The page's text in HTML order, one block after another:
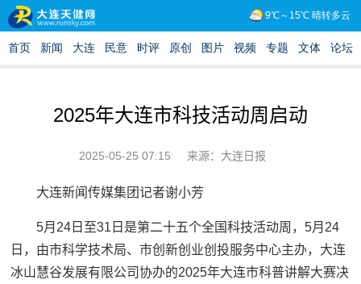
2025年大连市科技活动周启动
2025-05-25 07:15 来源：大连日报
大连新闻传媒集团记者谢小芳
5月24日至31日是第二十五个全国科技活动周，5月24
日，由市科学技术局、市创新创业创投服务中心主办，大连
冰山慧谷发展有限公司协办的2025年大连市科普讲解大赛决